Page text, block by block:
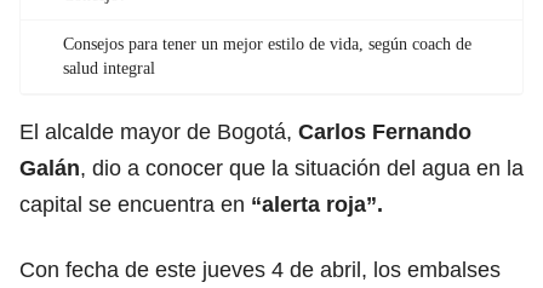
Consejos para tener un mejor estilo de vida, según coach de
salud integral
El alcalde mayor de Bogotá, Carlos Fernando
Galán, dio a conocer que la situación del agua en la
capital se encuentra en “alerta roja”.
Con fecha de este jueves 4 de abril, los embalses